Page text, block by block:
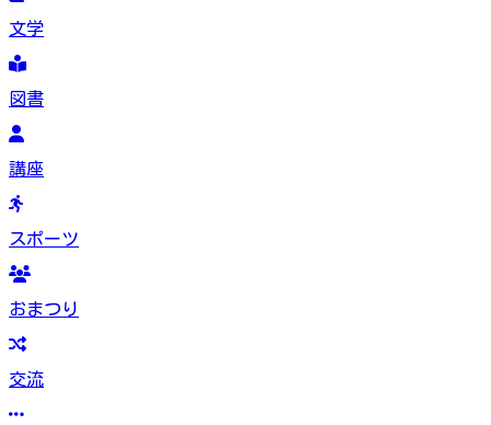
文学
図書
講座
スポーツ
おまつり
交流